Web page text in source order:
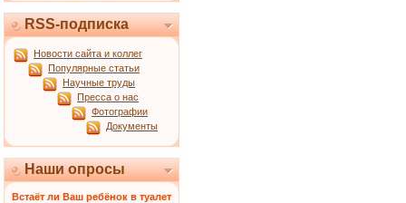
RSS-подписка
Новости сайта и коллег
Популярные статьи
Научные труды
Пресса о нас
Фотографии
Документы
Наши опросы
Встаёт ли Ваш ребёнок в туалет